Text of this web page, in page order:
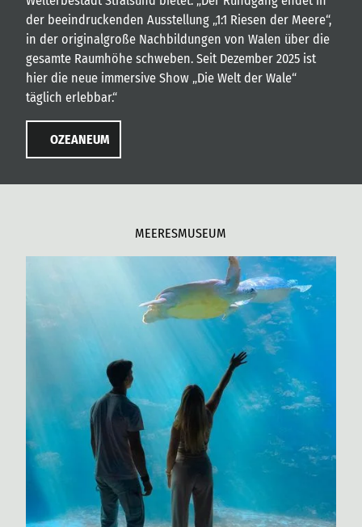
der beeindruckenden Ausstellung „1:1 Riesen der Meere“,
in der originalgroße Nachbildungen von Walen über die
gesamte Raumhöhe schweben. Seit Dezember 2025 ist
hier die neue immersive Show „Die Welt der Wale“
täglich erlebbar.“
OZEANEUM
MEERESMUSEUM